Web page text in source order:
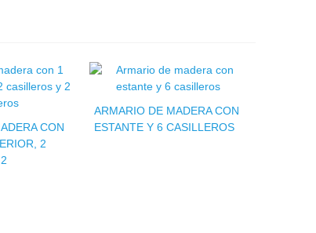
CON
2
ARMARIO DE MADERA CON
ESTANTE Y 6 CASILLEROS